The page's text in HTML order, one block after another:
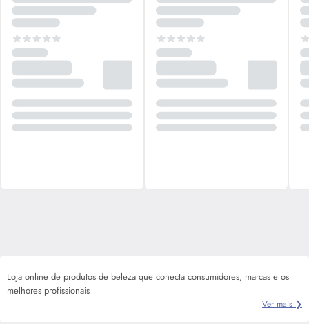
Loja online de produtos de beleza que conecta consumidores, marcas e os
melhores profissionais
Ver mais ❯